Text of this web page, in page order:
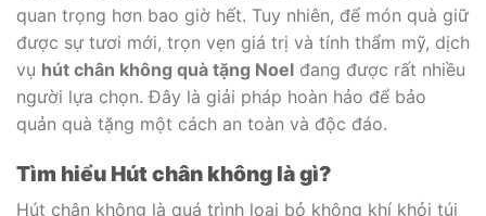
quan trọng hơn bao giờ hết. Tuy nhiên, để món quà giữ
được sự tươi mới, trọn vẹn giá trị và tính thẩm mỹ, dịch
vụ hút chân không quà tặng Noel đang được rất nhiều
người lựa chọn. Đây là giải pháp hoàn hảo để bảo
quản quà tặng một cách an toàn và độc đáo.
Tìm hiểu Hút chân không là gì?
Hút chân không là quá trình loại bỏ không khí khỏi túi